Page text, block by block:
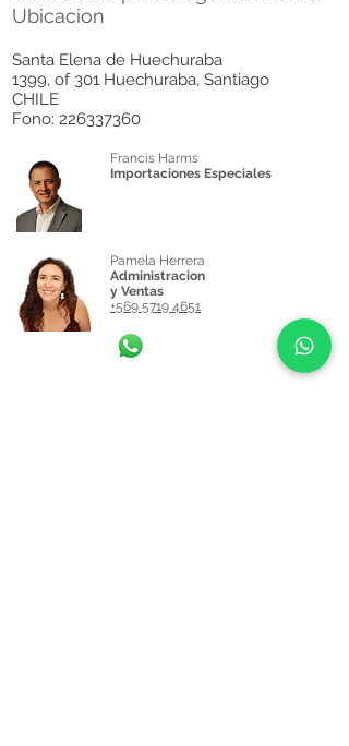
Ubicacion
Santa Elena de Huechuraba
1399, of 301 Huechuraba, Santiago
CHILE
Fono: 226337360
Francis Harms
Importaciones Especiales
Pamela Herrera
Administracion
y Ventas
+569 5719 4651